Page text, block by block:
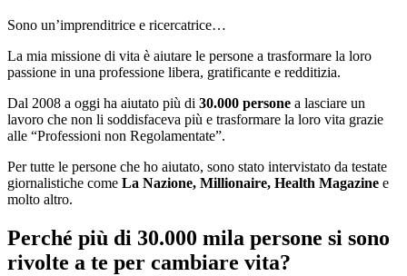
Sono un’imprenditrice e ricercatrice…
La mia missione di vita è aiutare le persone a trasformare la loro
passione in una professione libera, gratificante e redditizia.
Dal 2008 a oggi ha aiutato più di 30.000 persone a lasciare un
lavoro che non li soddisfaceva più e trasformare la loro vita grazie
alle “Professioni non Regolamentate”.
Per tutte le persone che ho aiutato, sono stato intervistato da testate
giornalistiche come La Nazione, Millionaire, Health Magazine e
molto altro.
Perché più di 30.000 mila persone si sono
rivolte a te per cambiare vita?